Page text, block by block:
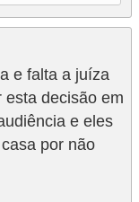
e falta a juíza
esta decisão em
e eles
por não